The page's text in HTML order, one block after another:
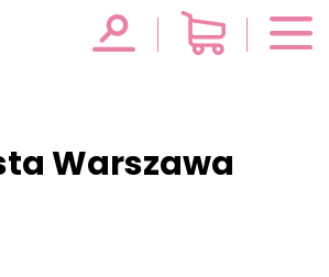
Warszawa